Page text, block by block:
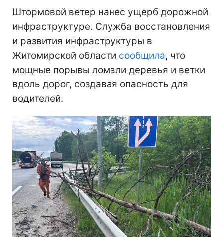
Штормовой ветер нанес ущерб дорожной
инфраструктуре. Служба восстановления
и развития инфраструктуры в
Житомирской области сообщила, что
мощные порывы ломали деревья и ветки
вдоль дорог, создавая опасность для
водителей.